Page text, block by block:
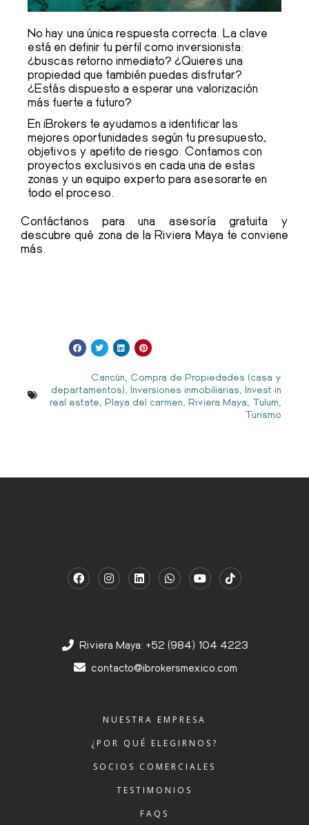
No hay una única respuesta correcta. La clave
está en definir tu perfil como inversionista:
¿buscas retorno inmediato? ¿Quieres una
propiedad que también puedas disfrutar?
¿Estás dispuesto a esperar una valorización
más fuerte a futuro?
En iBrokers te ayudamos a identificar las
mejores oportunidades según tu presupuesto,
objetivos y apetito de riesgo. Contamos con
proyectos exclusivos en cada una de estas
zonas y un equipo experto para asesorarte en
todo el proceso.
Contáctanos para una asesoría gratuita y
descubre qué zona de la Riviera Maya te conviene
más.
Cancún, Compra de Propiedades (casa y
departamentos), Inversiones inmobiliarias, Invest in
real estate, Playa del carmen, Riviera Maya, Tulum,
Turismo
Riviera Maya: +52 (984) 104 4223
contacto@ibrokersmexico.com
NUESTRA EMPRESA
¿POR QUÉ ELEGIRNOS?
SOCIOS COMERCIALES
TESTIMONIOS
FAQS